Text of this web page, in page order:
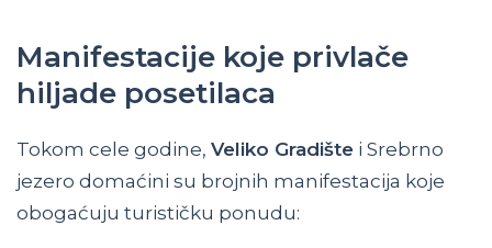
Manifestacije koje privlače
hiljade posetilaca
Tokom cele godine, Veliko Gradište i Srebrno
jezero domaćini su brojnih manifestacija koje
obogaćuju turističku ponudu: